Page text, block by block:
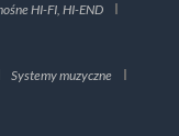
HI-FI, HI-END
Systemy muzyczne